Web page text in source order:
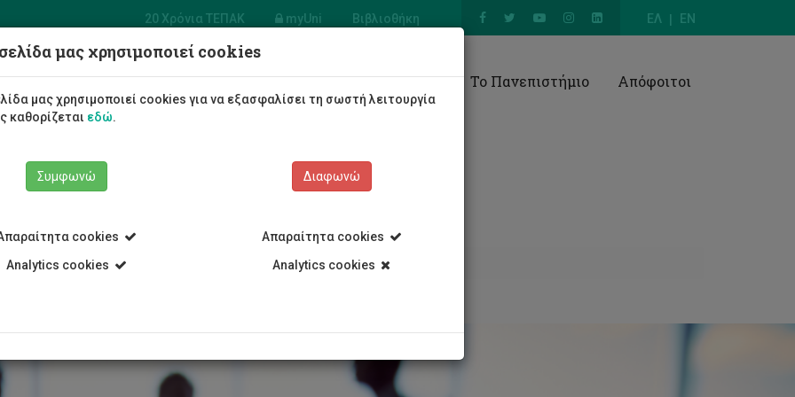
ΕΛ EN
20 Χρόνια ΤΕΠΑΚ myUni Βιβλιοθήκη
Φοιτητές/τριες Σπουδές Έρευνα Το Πανεπιστήμιο Απόφοιτοι
Υπηρεσία Ανθρώπινου Δυναμικού Εργοδότηση
μας χρησιμοποιεί cookies
μας χρησιμοποιεί cookies για να εξασφαλίσει τη σωστή λειτουργία
καθορίζεται εδώ.
Συμφωνώ
cookies
Analytics cookies
Διαφωνώ
Απαραίτητα cookies
Analytics cookies